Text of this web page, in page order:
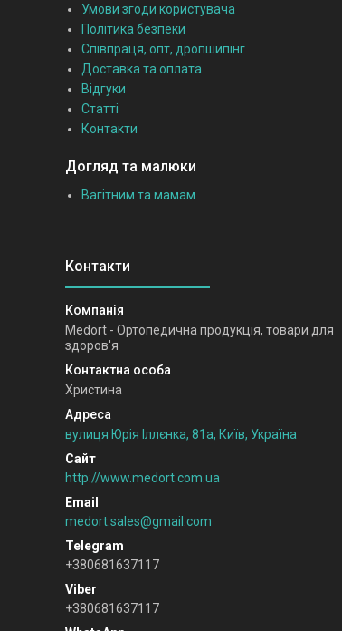
Умови згоди користувача
Політика безпеки
Співпраця, опт, дропшипінг
Доставка та оплата
Відгуки
Статті
Контакти
Догляд та малюки
Вагітним та мамам
Medort - Ортопедична продукція, товари для
здоров'я
Христина
вулиця Юрія Іллєнка, 81а, Київ, Україна
http://www.medort.com.ua
medort.sales@gmail.com
+380681637117
+380681637117